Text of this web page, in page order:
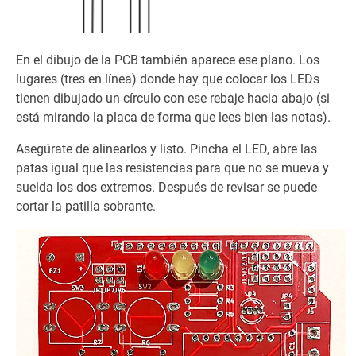
En el dibujo de la PCB también aparece ese plano. Los
lugares (tres en línea) donde hay que colocar los LEDs
tienen dibujado un círculo con ese rebaje hacia abajo (si
está mirando la placa de forma que lees bien las notas).
Asegúrate de alinearlos y listo. Pincha el LED, abre las
patas igual que las resistencias para que no se mueva y
suelda los dos extremos. Después de revisar se puede
cortar la patilla sobrante.